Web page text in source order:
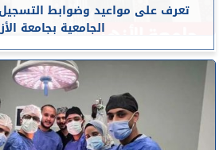
تعرف على مواعيد وضوابط التسجيل
الجامعية بجامعة